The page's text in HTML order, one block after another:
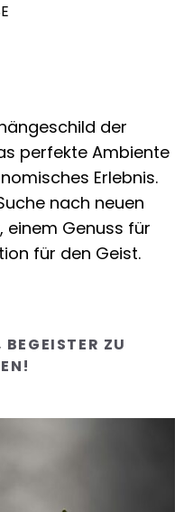
der
perfekte Ambiente
Erlebnis.
nach neuen
Genuss für
für den Geist.
ZU